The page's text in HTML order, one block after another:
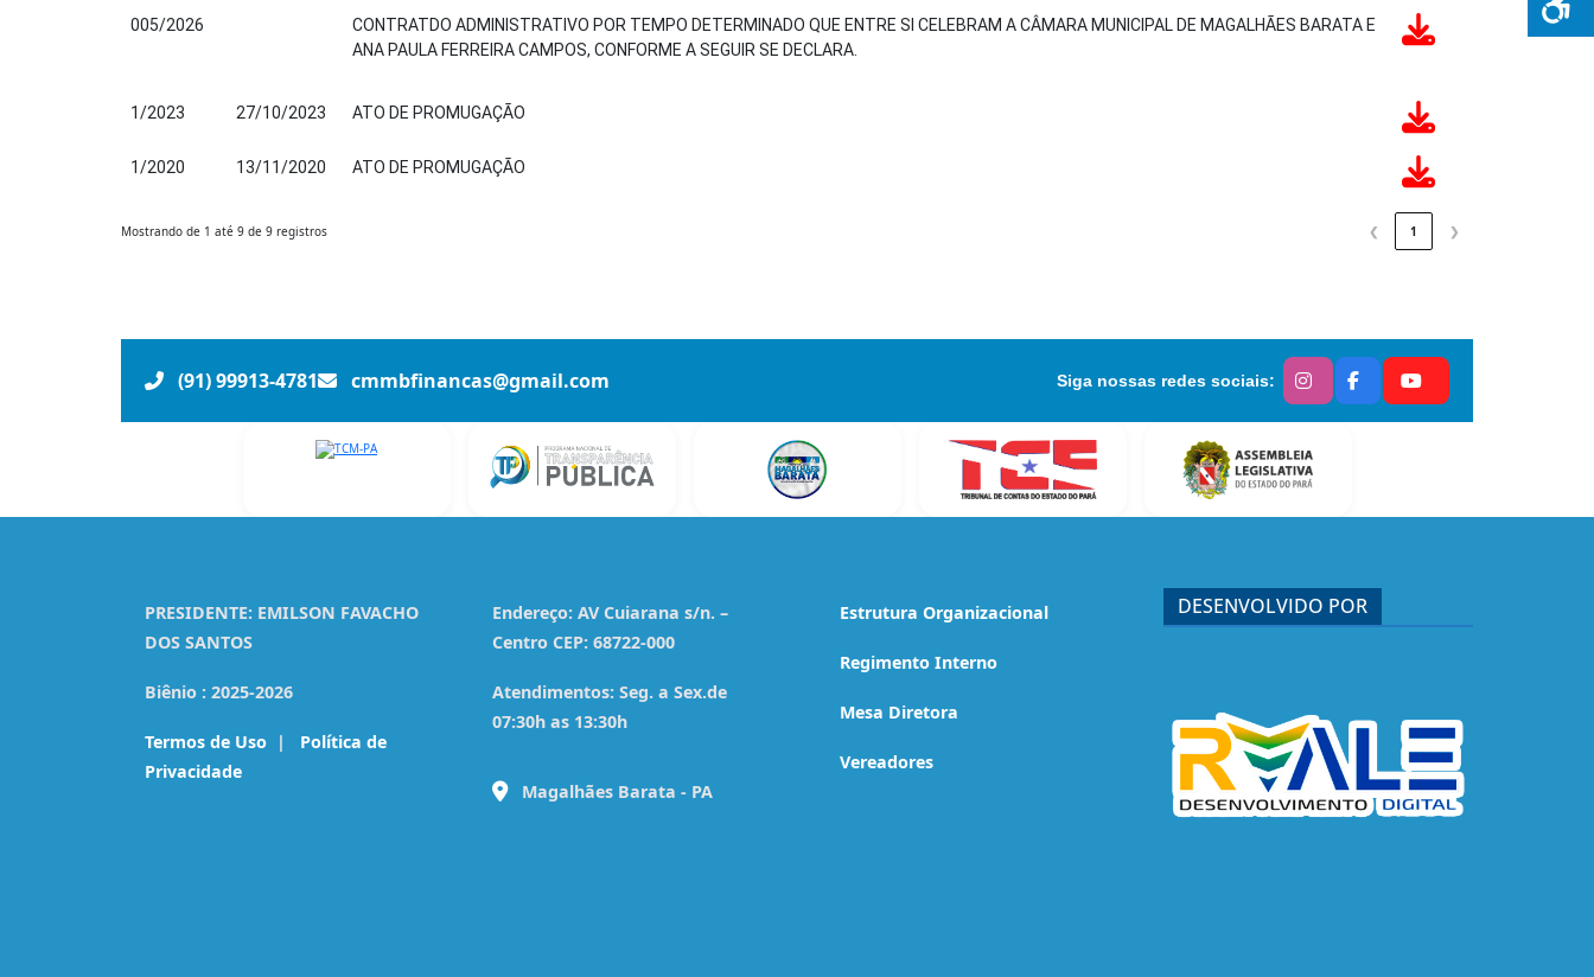
005/2026
CONTRATDO ADMINISTRATIVO POR TEMPO DETERMINADO QUE ENTRE SI CELEBRAM A CÂMARA MUNICIPAL DE MAGALHÃES BARATA E
ANA PAULA FERREIRA CAMPOS, CONFORME A SEGUIR SE DECLARA.
1/2023 27/10/2023 ATO DE PROMUGAÇÃO
1/2020 13/11/2020 ATO DE PROMUGAÇÃO
Mostrando de 1 até 9 de 9 registros ❮ 1 ❯
(91) 99913-4781 cmmbfinancas@gmail.com Siga nossas redes sociais:
PRESIDENTE: EMILSON FAVACHO
DOS SANTOS
Biênio : 2025-2026
Termos de Uso |
Política de
Privacidade
Endereço: AV Cuiarana s/n. –
Centro CEP: 68722-000
Atendimentos: Seg. a Sex.de
07:30h as 13:30h
Magalhães Barata - PA
Estrutura Organizacional
Regimento Interno
Mesa Diretora
Vereadores
DESENVOLVIDO POR